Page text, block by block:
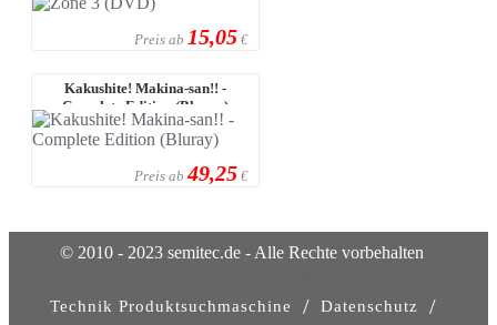
Preis ab 15,05 €
Kakushite! Makina-san!! -
Complete Edition (Bluray)
Preis ab 49,25 €
© 2010 - 2023 semitec.de - Alle Rechte vorbehalten
Technik Produktsuchmaschine / Datenschutz /